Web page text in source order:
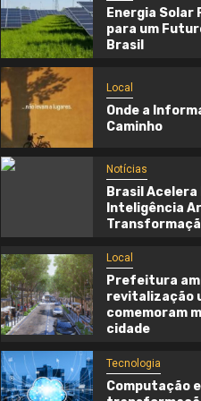
Local
Onde a
3 semanas atrás Cynthia
Energia Solar
para um
Brasil
Local
Onde a
Caminho
Notícias
Brasil
Inteligência
Local
Prefeitura
revitalização
comemoram
cidade
Tecnologia
Computação